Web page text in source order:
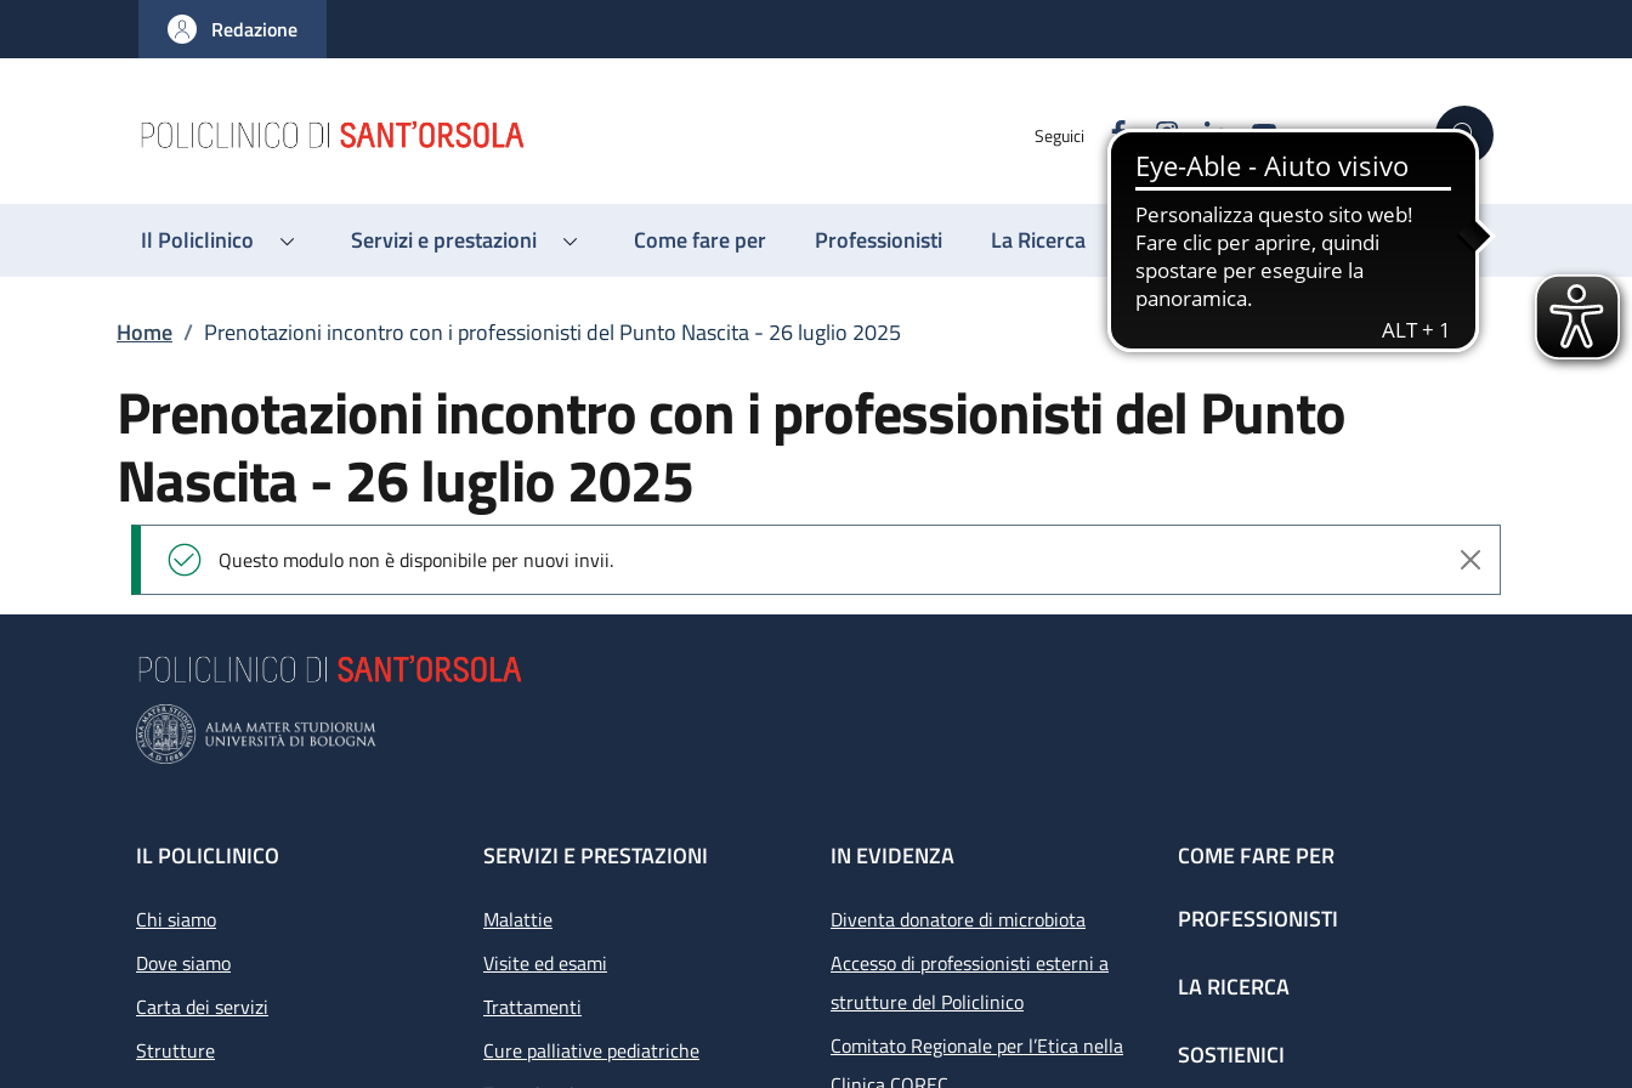
al contenuto principale
to footer content
Redazione
Seguici FacebookInstagram
LinkedinYouTube Cerca
Il Policlinico Servizi e prestazioni Come fare per Professionisti La Ricerca Sostienici
Briciole di pane
Home / Prenotazioni incontro con i professionisti del Punto Nascita - 26 luglio 2025
Prenotazioni incontro con i professionisti del Punto
Nascita - 26 luglio 2025
Messaggio di stato
Questo modulo non è disponibile per nuovi invii.
Footer
IL POLICLINICO
Chi siamo
Dove siamo
Carta dei servizi
Strutture
SERVIZI E PRESTAZIONI
Malattie
Visite ed esami
Trattamenti
Cure palliative pediatriche
IN EVIDENZA
Diventa donatore di microbiota
Accesso di professionisti esterni a
strutture del Policlinico
Comitato Regionale per l’Etica nella
COME FARE PER
PROFESSIONISTI
LA RICERCA
SOSTIENICI